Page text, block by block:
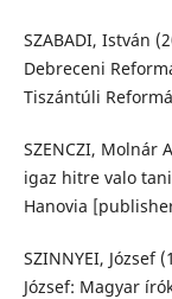
SZABADI, István
Debreceni
Tiszántúli
SZENCZI, Molnár
igaz hitre valo
Hanovia
SZINNYEI, József
József: Magyar